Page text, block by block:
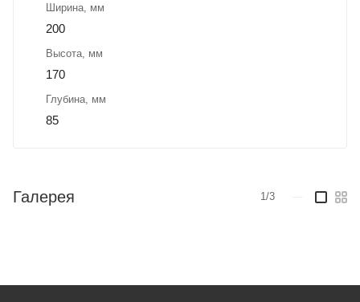
Ширина, мм
200
Высота, мм
170
Глубина, мм
85
Галерея 1/3